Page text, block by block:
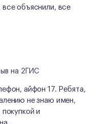
объяснили, все
на 2ГИС
айфон 17. Ребята,
не знаю имен,
и